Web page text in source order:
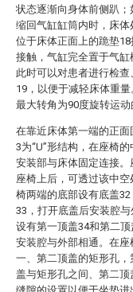
状态逐渐向身体前侧趴
缩回气缸缸筒内时，床
位于床体正面上的跪垫
接触，气缸完全置于气缸
此时可以对患者进行检
19，以便于减轻床体重
最大转角为90度旋转运动
在靠近床体第一端的正
3为“U”形结构，在座椅
安装部与床体固定连接
座椅上后，可透过该中
椅两端的底部设有底盖
33，打开底盖后安装腔
设有第一顶盖34和第二
安装腔与外部相通。在
一、第二顶盖的矩形孔
盖与矩形孔之间、第二